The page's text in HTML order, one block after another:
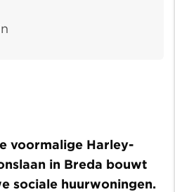
voormalige Harley-
in Breda bouwt
sociale huurwoningen.